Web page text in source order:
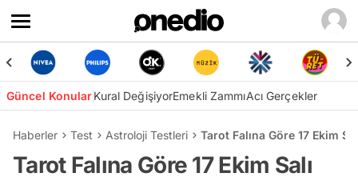
Güncel KonularKural DeğişiyorEmekli ZammıAcı Gerçekler
Haberler Test Astroloji Testleri Tarot Falına Göre 17 Ekim
Tarot Falına Göre 17 Ekim Salı